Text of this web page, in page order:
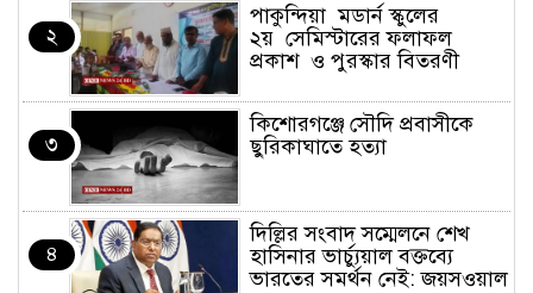
২
পাকুন্দিয়া মডার্ন স্কুলের
২য় সেমিস্টারের ফলাফল
প্রকাশ ও পুরস্কার বিতরণী
৩
কিশোরগঞ্জে সৌদি প্রবাসীকে
ছুরিকাঘাতে হত্যা
৪
দিল্লির সংবাদ সম্মেলনে শেখ
হাসিনার ভার্চ্যুয়াল বক্তব্যে
ভারতের সমর্থন নেই: জয়সওয়াল